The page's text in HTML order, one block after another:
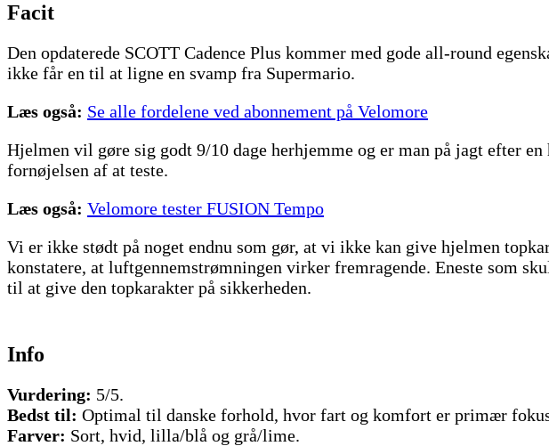
Facit
Den opdaterede SCOTT Cadence Plus kommer med gode all-round
ikke får en til at ligne en svamp fra Supermario.
Læs også: Se alle fordelene ved abonnement på Velomore
Hjelmen vil gøre sig godt 9/10 dage herhjemme og er man på jagt efter
fornøjelsen af at teste.
Læs også: Velomore tester FUSION Tempo
Vi er ikke stødt på noget endnu som gør, at vi ikke kan give hjelmen
konstatere, at luftgennemstrømningen virker fremragende. Eneste som
til at give den topkarakter på sikkerheden.
Info
Vurdering: 5/5.
Bedst til: Optimal til danske forhold, hvor fart og komfort er primær
Farver: Sort, hvid, lilla/blå og grå/lime.